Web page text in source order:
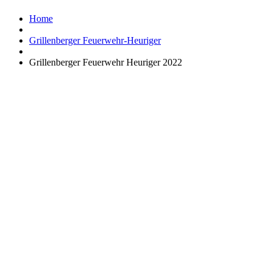
Home
Grillenberger Feuerwehr-Heuriger
Grillenberger Feuerwehr Heuriger 2022